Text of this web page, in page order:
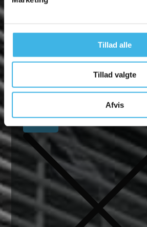
Tillad alle
Tillad valgte
Afvis
Fjern